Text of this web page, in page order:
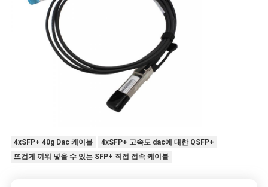
4xSFP+ 40g Dac 케이블
4xSFP+ 고속도 dac에 대한 QSFP+
뜨겁게 끼워 넣을 수 있는 SFP+ 직접 접속 케이블